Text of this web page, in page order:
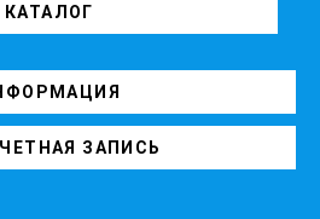
КАТАЛОГ
ЗАПИСЬ